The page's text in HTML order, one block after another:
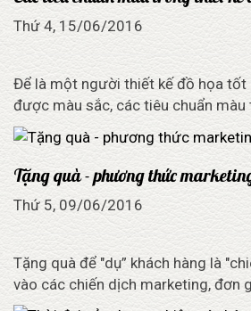
Thứ 4, 15/06/2016
Để là một người thiết kế đồ họa tốt
được màu sắc, các tiêu chuẩn màu
Tặng quà - phương thức
Thứ 5, 09/06/2016
Tặng quà để "dụ” khách hàng là
vào các chiến dịch marketing, đơn